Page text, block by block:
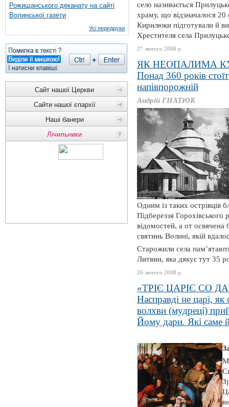
Рожищанського деканату на сайті
Волинської газети
Усі передруки
Сайт нашої Церкви
Сайти нашої єпархії
Наші банери
Лічильники
село називається
храму, що відзначалося 20
Кирилюки підготували й
Хрестителя села
27 лютого 2008 р.
ЯК НЕОПАЛИМА
Понад 360 років
напівпорожній
Андрій ГНАТЮК
Одним із таких острівців
Підбереззя Горохівського
відомостей, а от освячена
святинь Волині, якій
Старожили села
Литвин, яка дякує тут 35
26 лютого 2008 р.
«ТРІЄ ЦАРІЄ СО
Насправді не царі, як
волхви (мудреці)
Йому дари. Які саме